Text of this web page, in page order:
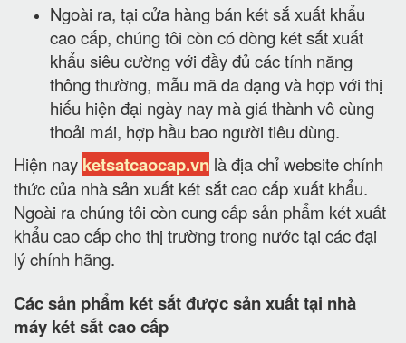
Ngoài ra, tại cửa hàng bán két sắ xuất khẩu
cao cấp, chúng tôi còn có dòng két sắt xuất
khẩu siêu cường với đầy đủ các tính năng
thông thường, mẫu mã đa dạng và hợp với thị
hiếu hiện đại ngày nay mà giá thành vô cùng
thoải mái, hợp hầu bao người tiêu dùng.
Hiện nay ketsatcaocap.vn là địa chỉ website chính
thức của nhà sản xuất két sắt cao cấp xuất khẩu.
Ngoài ra chúng tôi còn cung cấp sản phẩm két xuất
khẩu cao cấp cho thị trường trong nước tại các đại
lý chính hãng.
Các sản phẩm két sắt được sản xuất tại nhà
máy két sắt cao cấp